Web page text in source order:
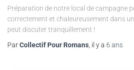
Préparation de notre local de campagne
correctement et chaleureusement dans
peut discuter tranquillement !
ParCollectif Pour Romans , il y a 6 ans